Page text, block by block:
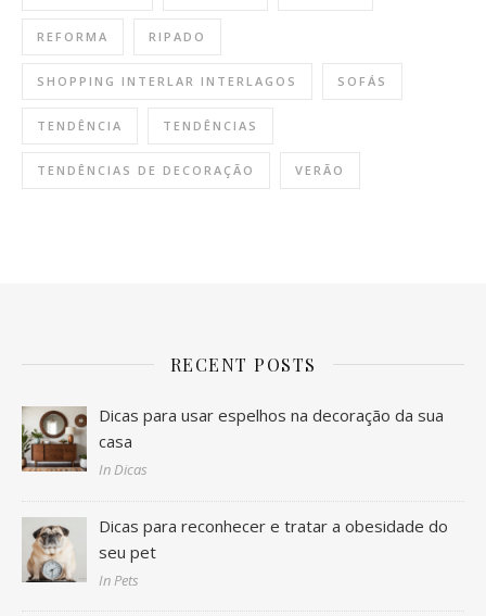
REFORMA RIPADO
SHOPPING INTERLAR INTERLAGOS SOFÁS
TENDÊNCIA TENDÊNCIAS
TENDÊNCIAS DE DECORAÇÃO VERÃO
RECENT POSTS
Dicas para usar espelhos na decoração da sua
casa
In Dicas
Dicas para reconhecer e tratar a obesidade do
seu pet
In Pets